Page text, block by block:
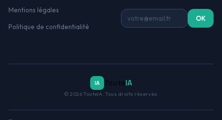
Mentions légales
Politique de confidentialité
Adresse email OK
IA Toute IA
© 2026 TouteIA. Tous droits réservés.